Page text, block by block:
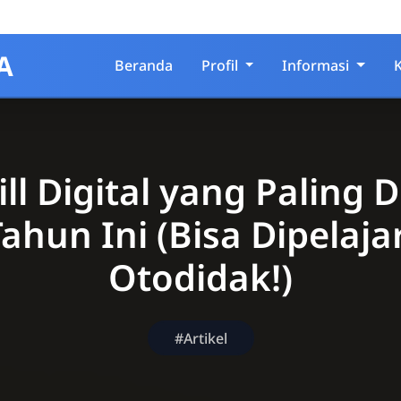
Beranda Profil Informasi
Digital yang Paling
Ini (Bisa
Otodidak!)
#Artikel